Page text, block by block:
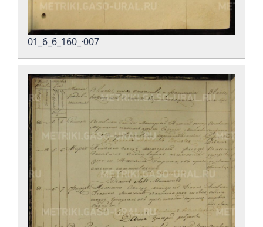
01_6_6_160_·007